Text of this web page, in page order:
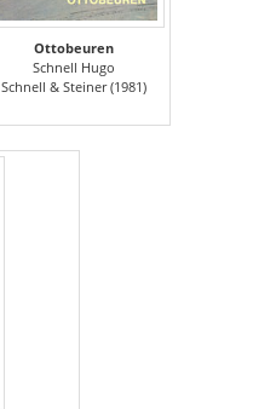
Ottobeuren
Schnell Hugo
Schnell & Steiner (1981)